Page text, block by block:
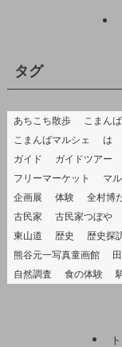
タグ
あちこち散歩 こまんば
こまんばマルシェ
は
ガイド
ガイドツアー
フリーマーケット
マ
企画展
体験 全村博
古民家
古民家つぼや
東山道
歴史 歴史探
熊谷元一写真童画館
自然調査
食の体験